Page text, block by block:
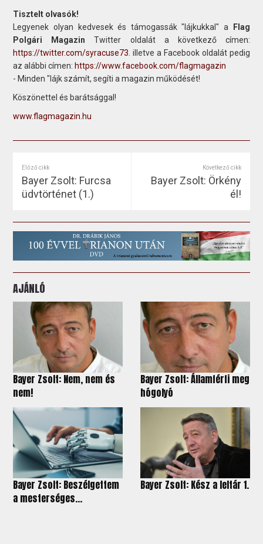
Tisztelt olvasók!
Legyenek olyan kedvesek és támogassák "lájkukkal" a
Flag
Polgári Magazin Twitter oldalát a következő címen:
https://twitter.com/syracuse73 . illetve a Facebook oldalát pedig
az alábbi címen: https://www.facebook.com/flagmagazin
- Minden "lájk számít, segíti a magazin működését!
Köszönettel és barátsággal!
www.flagmagazin.hu
Előző cikk
Bayer Zsolt: Furcsa
üdvtörténet (1.)
Következő cikk
Bayer Zsolt: Örkény
él!
AJÁNLÓ
Bayer Zsolt: Nem, nem és
nem!
Bayer Zsolt: Államférfi meg
hógolyó
Bayer Zsolt: Beszélgettem
a mesterséges...
Bayer Zsolt: Kész a leltár 1.